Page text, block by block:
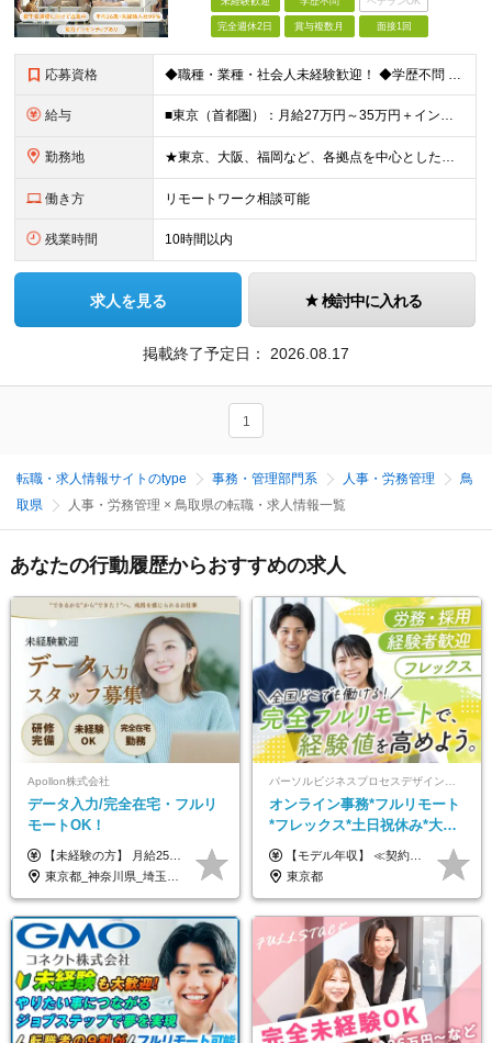
完全週休2日 賞与複数月 面接1回
応募資格 ◆職種・業種・社会人未経験歓迎！ ◆学歴不問 ◆34歳以下の方 ※若年層の長期キャリア形成のため ◎メンバーの99％が未経験入社 ◎人柄・ポテンシャル重視採用 ◎早期から活躍したい方大歓迎 経験や
給与 ■東京（首都圏）：月給27万円～35万円＋インセンティブ ■大阪：月給25万円～35万円＋インセンティブ ■その他地方：月給23万円～35万円＋インセンティブ ※上記の額には下記の固定残業代を含みま
勤務地 ★東京、大阪、福岡など、各拠点を中心とした全国採用 ★仙台、名古屋で積極採用中 ★希望に沿わない転勤なし ★U・Iターン歓迎 ■東京本社 東京都渋谷区道玄坂2-25-12 道玄坂通3階3-1a ■
働き方 リモートワーク相談可能
残業時間 10時間以内
求人を見る 検討中に入れる
掲載終了予定日： 2026.08.17
1
転職・求人情報サイトのtype 事務・管理部門系 人事・労務管理
鳥
取県
人事・労務管理 × 鳥取県の転職・求人情報一覧
あなたの行動履歴からおすすめの求人
Apollon株式会社
データ入力/完全在宅・フルリ
モートOK！
【未経験の方】 月給25.5万円以上＋各種手当 【事務経験3年以上の方】 月給28万円以上＋各種手当 ※経験・スキル・年齢を考慮の上、決定します ※試用期間：3ヶ月(雇用形態は正社員、給与・待遇に変更はありません) ※残業代は全額別途支給 ※昇給：年1回（査定あり） ※賞与：年3回（業績に応じて支給） ＼努力がしっかり評価される環境です！／ 「どんなスキルを身につければ昇給できるか」が明確だから、 着実に成長しながら収入アップを目指せます。
東京都_神奈川県_埼玉県_千葉県_大阪府_愛知県_北海道_青森県_岩手県_宮城県_秋田県_山形県_福島県_茨城県_栃木県_群馬県_新潟県_山梨県_長野県_富山県_石川県_福井県_静岡県_岐阜県_三重県_兵庫県_京都府_滋賀県_奈良県_和歌山県_広島県_岡山県_鳥取県_島根県_山口県_徳島県_香川県_愛媛県_高知県_福岡県_熊本県_佐賀県_長崎県_大分県_宮崎県_鹿児島県_沖縄県
パーソルビジネスプロセスデザイン株式会社 事業開発本部
オンライン事務*フルリモート
*フレックス*土日祝休み*大手
パーソルグループ*オンライン
面接*30～40代活躍中
【モデル年収】 ≪契約社員≫ 年収330万円 (基本給23万 ＋ 地区手当3万円 ＋ 賞与)：都内在住 年収264万円 (基本給21万 ＋ 賞与)：静岡県在住 --------------- ●月給21万円～28万9900円＋賞与（年2回）＋各種手当 ●1年目想定給与：年収264万円～364万円 ●経験やスキルに応じて優遇します！ ※お住まいの地域により0～3万円の地区手当を支給しております ※試用期間中（3ヶ月間）の雇用形態および待遇に差異はありません ※残業代については選考時に詳細をご説明します ※通算契約期間の上限は5年となります ≪アルバイト≫ ●時給1,250円～2,300円 ●経験やスキルに応じて優遇します！ ●ご希望に応じ、扶養内での勤務も可能です！ ※試用期間中の雇用形態および待遇に差異はありません
東京都